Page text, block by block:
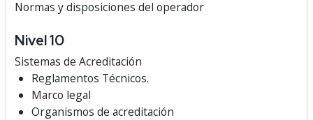
Normas y disposiciones del operador
Nivel 10
Sistemas de Acreditación
Reglamentos Técnicos.
Marco legal
Organismos de acreditación